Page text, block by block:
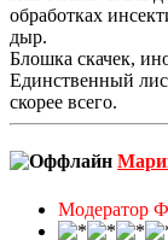
обработках
дыр.
Блошка скачек,
Единственный
скорее всего.
Модератор